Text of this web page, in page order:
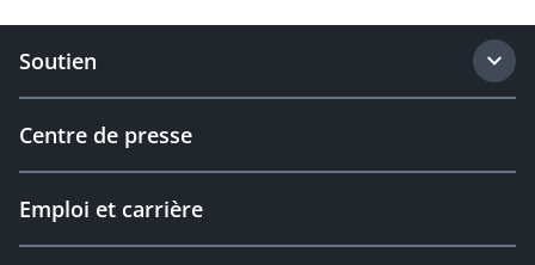
Soutien
Centre de presse
Emploi et carrière